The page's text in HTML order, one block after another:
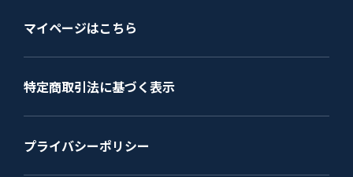
マイページはこちら
特定商取引法に基づく表示
プライバシーポリシー